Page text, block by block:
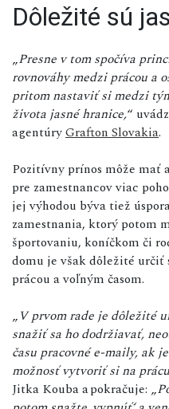
Dôležité sú
„Presne v tom spočíva
rovnováhy medzi prácou a
pritom nastaviť si medzi
života jasné hranice,“
agentúryGrafton Slovakia.
Pozitívny prínos môže mať
pre zamestnancov viac
jej výhodou býva tiež
zamestnania, ktorý potom
športovaniu, koníčkom či
domu je však dôležité určiť
prácou a voľným časom.
„V prvom rade je dôležité
snažiť sa ho dodržiavať,
času pracovné e-maily, ak
možnosť vytvoriť si na
Jitka Kouba a pokračuje: „